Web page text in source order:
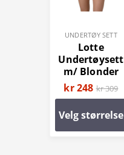
UNDERTØY SETT
Lotte
Undertøysett
m/ Blonder
kr 248 kr 309
Velg størrelse